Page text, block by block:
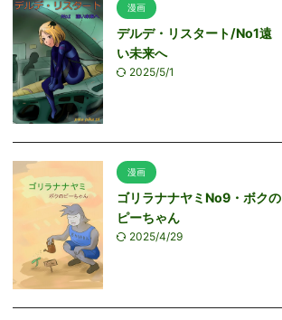
漫画
デルデ・リスタート/No1遠
い未来へ
2025/5/1
漫画
ゴリラナナヤミNo9・ボクの
ピーちゃん
2025/4/29